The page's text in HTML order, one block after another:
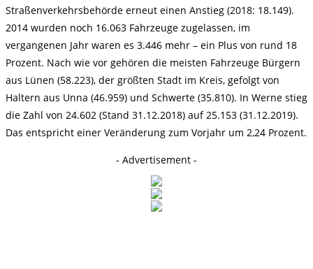
Straßenverkehrsbehörde erneut einen Anstieg (2018: 18.149).
2014 wurden noch 16.063 Fahrzeuge zugelassen, im
vergangenen Jahr waren es 3.446 mehr – ein Plus von rund 18
Prozent. Nach wie vor gehören die meisten Fahrzeuge Bürgern
aus Lünen (58.223), der größten Stadt im Kreis, gefolgt von
Haltern aus Unna (46.959) und Schwerte (35.810). In Werne stieg
die Zahl von 24.602 (Stand 31.12.2018) auf 25.153 (31.12.2019).
Das entspricht einer Veränderung zum Vorjahr um 2,24 Prozent.
- Advertisement -